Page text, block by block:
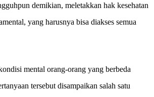
demikian, meletakkan hak kesehatan
yang harusnya bisa diakses semua
mental orang-orang yang berbeda
tersebut disampaikan salah satu